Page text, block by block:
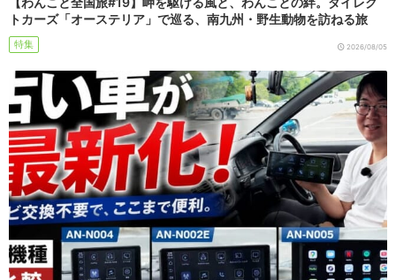
トカーズ「オーステリア」で巡る、南九州・野生動物を訪ねる旅
特集 2026/08/05